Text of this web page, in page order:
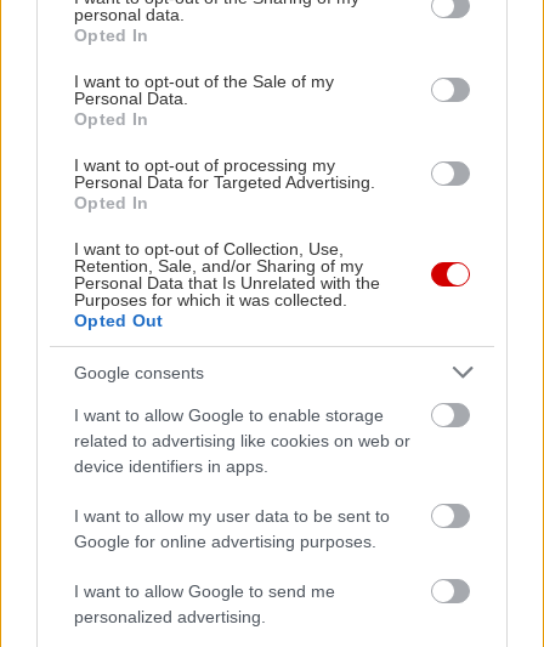
grant or deny consent to Google and its third-party tags to
use your data for below specified purposes in below Google
consent section.
personal data.
Opted In
I want to opt-out of the Sale of my
Personal Data.
Opted In
I want to opt-out of processing my
Personal Data for Targeted Advertising.
Opted In
I want to opt-out of Collection, Use,
Retention, Sale, and/or Sharing of my
Personal Data that Is Unrelated with the
Purposes for which it was collected.
Opted Out
Google consents
I want to allow Google to enable storage
related to advertising like cookies on web or
device identifiers in apps.
I want to allow my user data to be sent to
Google for online advertising purposes.
I want to allow Google to send me
personalized advertising.
αναφέροντας ως χαρακτηριστικό παράδειγμα την
αντίστοιχες περιπτώσεις.
Μετά τις εισηγήσεις υπήρξε σύντομος κύκλος
ερωταπαντήσεων με τη συμμετοχή του κοινού, το
Μητροπολιτικού Κολλεγίου, δείχνοντας για μια
ακόμη φορά το ενδιαφέρον και την ανησυχία της
ελληνικής κοινωνίας.